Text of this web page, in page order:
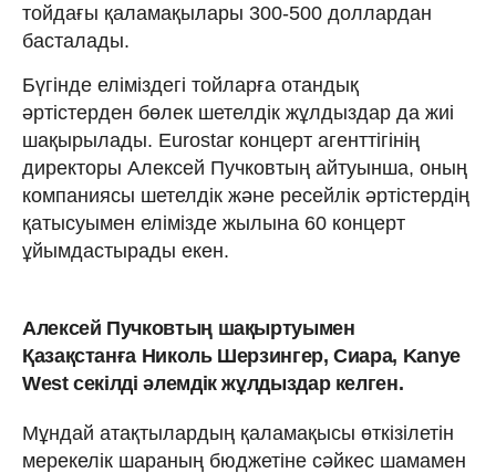
тойдағы қаламақылары 300-500 доллардан
басталады.
Бүгінде еліміздегі тойларға отандық
әртістерден бөлек шетелдік жұлдыздар да жиі
шақырылады. Eurostar концерт агенттігінің
директоры Алексей Пучковтың айтуынша, оның
компаниясы шетелдік және ресейлік әртістердің
қатысуымен елімізде жылына 60 концерт
ұйымдастырады екен.
Алексей Пучковтың шақыртуымен
Қазақстанға Николь Шерзингер, Сиара, Kanye
West секілді әлемдік жұлдыздар келген.
Мұндай атақтылардың қаламақысы өткізілетін
мерекелік шараның бюджетіне сәйкес шамамен